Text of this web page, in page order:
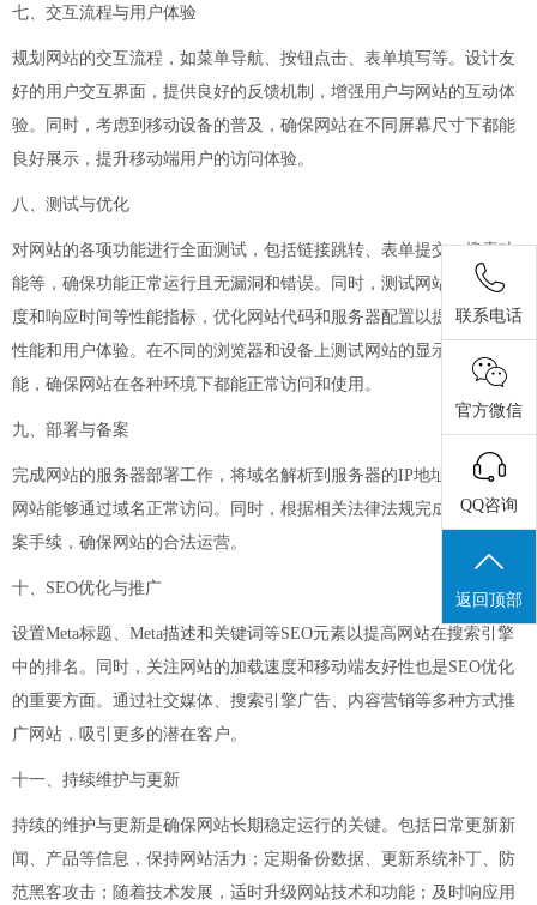
七、交互流程与用户体验
规划网站的交互流程，如菜单导航、按钮点击、表单填写等。设计友
好的用户交互界面，提供良好的反馈机制，增强用户与网站的互动体
验。同时，考虑到移动设备的普及，确保网站在不同屏幕尺寸下都能
良好展示，提升移动端用户的访问体验。
八、测试与优化
对网站的各项功能进行全面测试，包括链接跳转、表单提交、搜索功
能等，确保功能正常运行且无漏洞和错误。同时，测试网站的加载速
度和响应时间等性能指标，优化网站代码和服务器配置以提高网站的
性能和用户体验。在不同的浏览器和设备上测试网站的显示效果和功
能，确保网站在各种环境下都能正常访问和使用。
九、部署与备案
完成网站的服务器部署工作，将域名解析到服务器的IP地址上，确保
网站能够通过域名正常访问。同时，根据相关法律法规完成网站的备
案手续，确保网站的合法运营。
十、SEO优化与推广
设置Meta标题、Meta描述和关键词等SEO元素以提高网站在搜索引擎
中的排名。同时，关注网站的加载速度和移动端友好性也是SEO优化
的重要方面。通过社交媒体、搜索引擎广告、内容营销等多种方式推
广网站，吸引更多的潜在客户。
十一、持续维护与更新
持续的维护与更新是确保网站长期稳定运行的关键。包括日常更新新
闻、产品等信息，保持网站活力；定期备份数据、更新系统补丁、防
范黑客攻击；随着技术发展，适时升级网站技术和功能；及时响应用
联系电话
官方微信
QQ咨询
返回顶部